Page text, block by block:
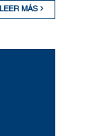
LEER MÁS